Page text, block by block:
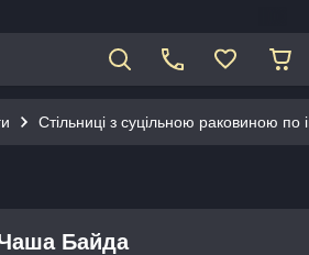
Стільниці з суцільною раковиною по
Байда